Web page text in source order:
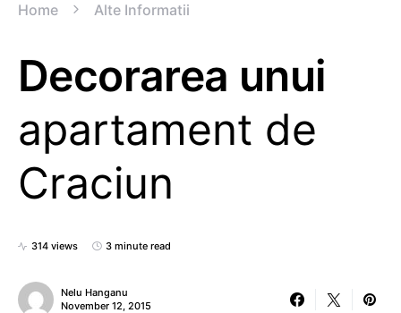
Home Alte Informatii
Decorarea unui
apartament de
Craciun
314 views 3 minute read
Nelu Hanganu
November 12, 2015